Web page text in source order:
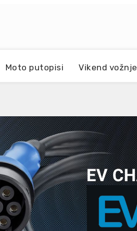
Moto putopisi Vikend vožnje